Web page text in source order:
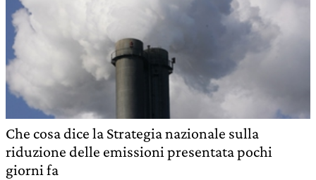
Che cosa dice la Strategia nazionale sulla
riduzione delle emissioni presentata pochi
giorni fa